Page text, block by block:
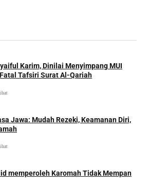
Karim, Dinilai Menyimpang MUI
Tafsiri Surat Al-Qariah
Jawa: Mudah Rezeki, Keamanan Diri,
memperoleh Karomah Tidak Mempan